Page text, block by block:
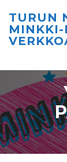
TURUN
MINKKI-